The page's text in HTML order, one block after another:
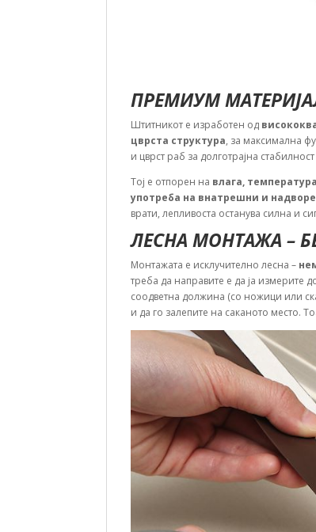
ПРЕМИУМ
Штитникот е изработен од
цврста структура, за максимална
и цврст раб за долготрајна
Тој е отпорен на влага,
употреба на внатрешни и
врати, лепливоста останува силна и
ЛЕСНА МОНТАЖА –
Монтажата е исклучително лесна –
треба да направите е да ја измерите
соодветна должина (со ножици или
и да го залепите на саканото место.